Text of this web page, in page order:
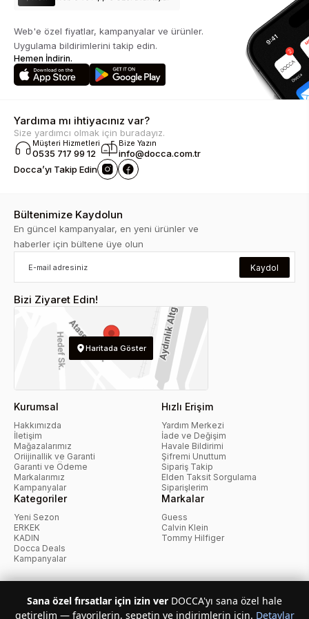
Sana özel fırsatlar için izin ver DOCCA'yı sana özel hale
getirelim — favorilerin, sepetin ve indirimlerin için. Detaylar
Web'e özel fiyatlar, kampanyalar ve ürünler.
Uygulama bildirimlerini takip edin.
Hemen İndirin.
Yardıma mı ihtiyacınız var?
Size yardımcı olmak için buradayız.
Müşteri Hizmetleri
0535 717 99 12
Bize Yazın
info@docca.com.tr
Docca’yı Takip Edin
Bültenimize Kaydolun
En güncel kampanyalar, en yeni ürünler ve
haberler için bültene üye olun
Kaydol
Bizi Ziyaret Edin!
Haritada Göster
Kurumsal
Hakkımızda
İletişim
Mağazalarımız
Oriijinallik ve Garanti
Garanti ve Ödeme
Markalarımız
Kampanyalar
Hızlı Erişim
Yardım Merkezi
İade ve Değişim
Havale Bildirimi
Şifremi Unuttum
Sipariş Takip
Elden Taksit Sorgulama
Siparişlerim
Kategoriler
Yeni Sezon
ERKEK
KADIN
Docca Deals
Kampanyalar
Markalar
Guess
Calvin Klein
Tommy Hilfiger
KvKK Politikası Kullanıcı Sözleşmesi
Mesafeli Satış Sözleşmesi
İptal ve İade PolitikasıÇerez Politikası